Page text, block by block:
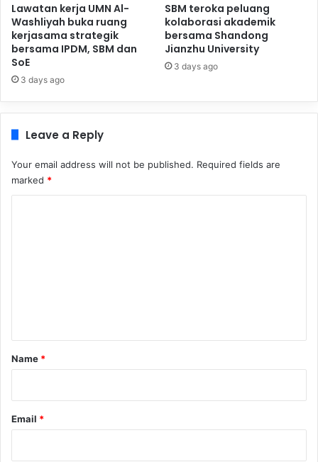
Lawatan kerja UMN Al-
Washliyah buka ruang
kerjasama strategik
bersama IPDM, SBM dan
SoE
3 days ago
SBM teroka peluang
kolaborasi akademik
bersama Shandong
Jianzhu University
3 days ago
Leave a Reply
Your email address will not be published. Required fields are
marked *
*
Name *
Email *